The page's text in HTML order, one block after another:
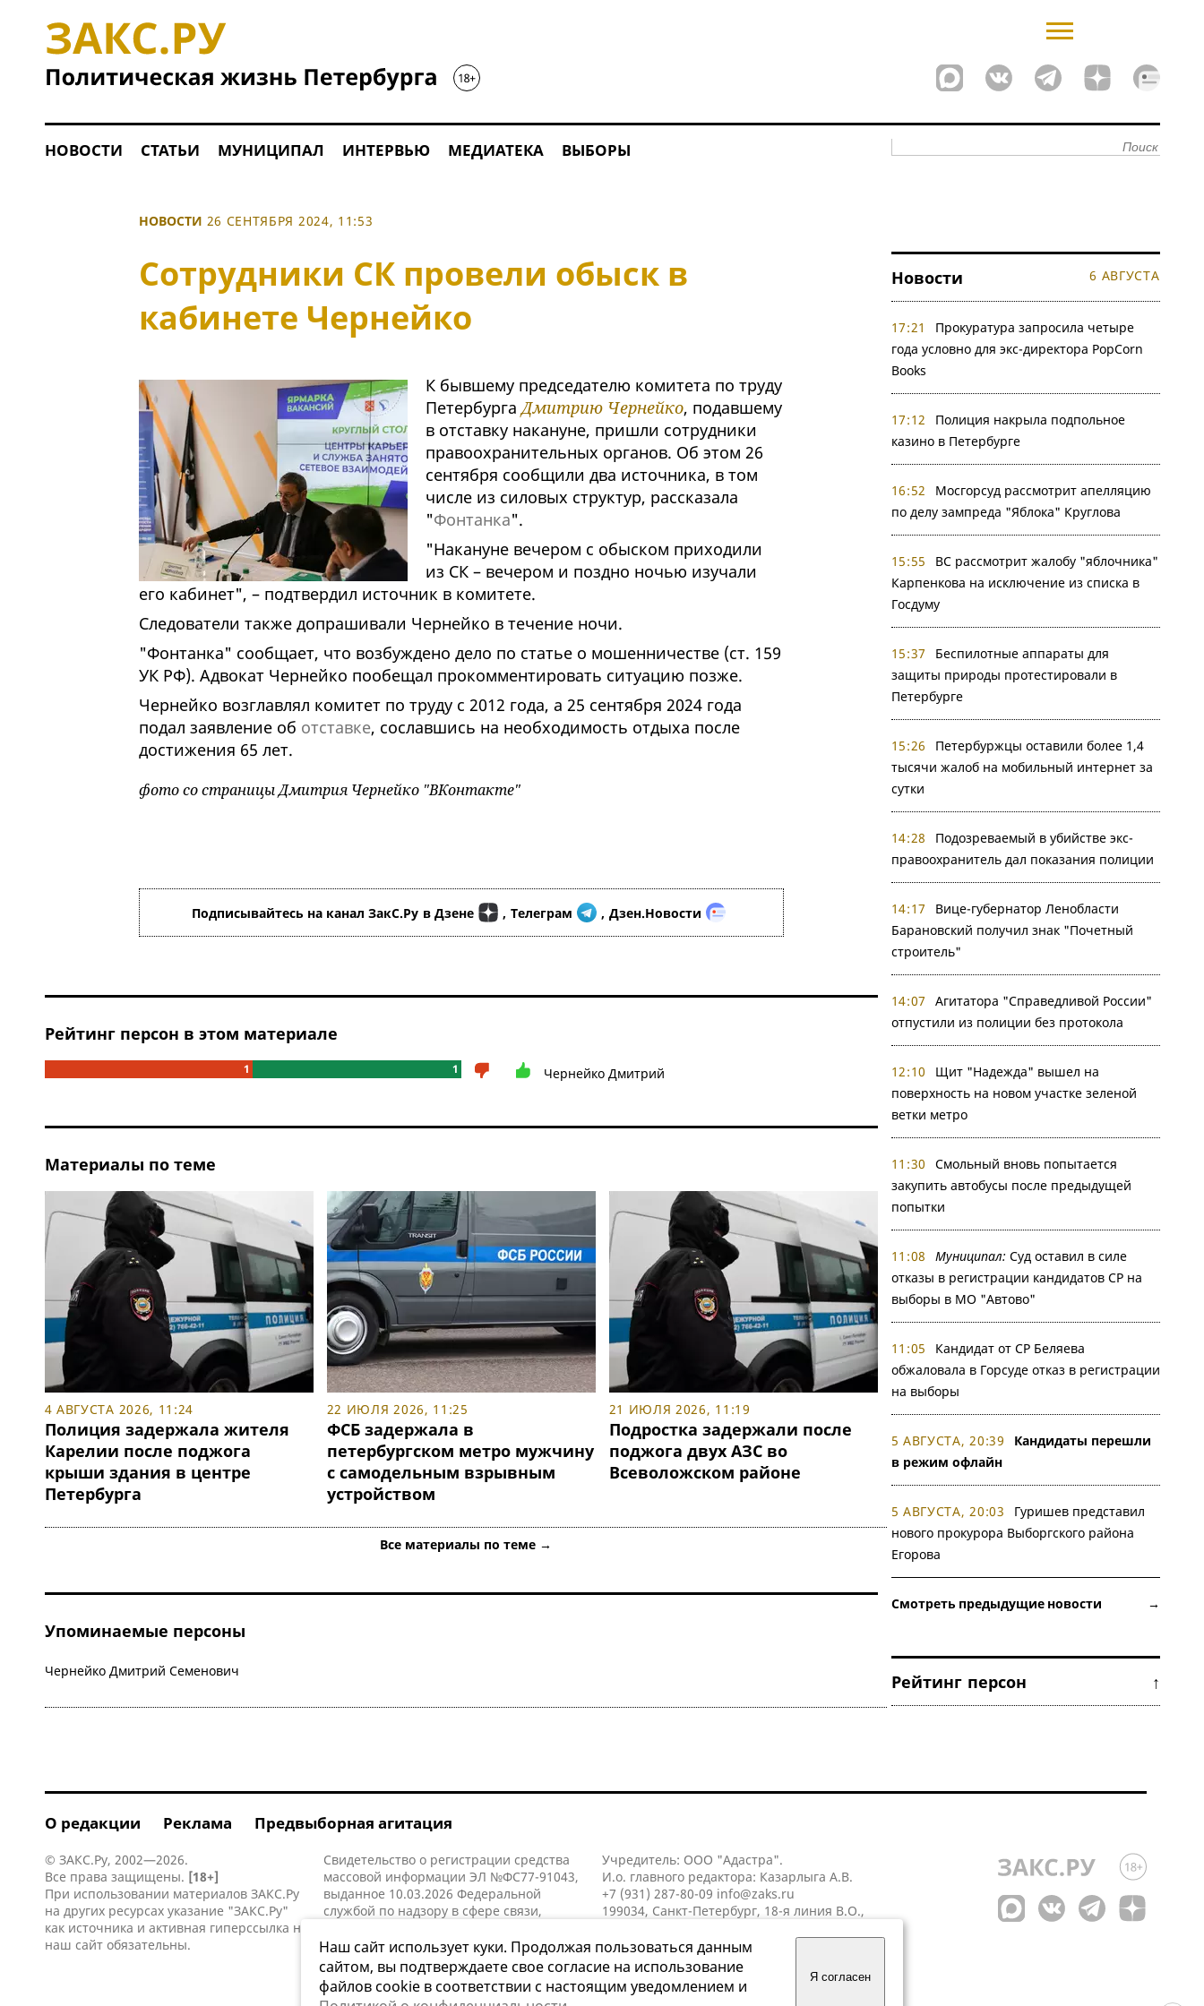
НОВОСТИ СТАТЬИ МУНИЦИПАЛ ИНТЕРВЬЮ МЕДИАТЕКА ВЫБОРЫ
НОВОСТИ 26 СЕНТЯБРЯ 2024, 11:53
Сотрудники СК провели обыск в
кабинете Чернейко
К бывшему председателю комитета по труду
ПетербургаДмитрию Чернейко, подавшему
в отставку накануне, пришли сотрудники
правоохранительных органов. Об этом 26
сентября сообщили два источника, в том
числе из силовых структур, рассказала
"Фонтанка".
"Накануне вечером с обыском приходили
из СК – вечером и поздно ночью изучали
его кабинет", – подтвердил источник в комитете.
Следователи также допрашивали Чернейко в течение ночи.
"Фонтанка" сообщает, что возбуждено дело по статье о мошенничестве (ст. 159
УК РФ). Адвокат Чернейко пообещал прокомментировать ситуацию позже.
Чернейко возглавлял комитет по труду с 2012 года, а 25 сентября 2024 года
подал заявление об отставке, сославшись на необходимость отдыха после
достижения 65 лет.
фото со страницы Дмитрия Чернейко "ВКонтакте"
Подписывайтесь на канал ЗакС.Ру в Дзене , Телеграм , Дзен.Новости
Рейтинг персон в этом материале
1 1 Чернейко Дмитрий
Материалы по теме
4 АВГУСТА 2026, 11:24
Полиция задержала жителя
Карелии после поджога
крыши здания в центре
Петербурга
22 ИЮЛЯ 2026, 11:25
ФСБ задержала в
петербургском метро мужчину
с самодельным взрывным
устройством
21 ИЮЛЯ 2026, 11:19
Подростка задержали после
поджога двух АЗС во
Всеволожском районе
Все материалы по теме →
Упоминаемые персоны
Чернейко Дмитрий Семенович
Новости 6 АВГУСТА
17:21
Прокуратура запросила четыре
года условно для экс-директора PopCorn
Books
17:12
Полиция накрыла подпольное
казино в Петербурге
16:52
Мосгорсуд рассмотрит апелляцию
по делу зампреда "Яблока" Круглова
15:55
ВС рассмотрит жалобу "яблочника"
Карпенкова на исключение из списка в
Госдуму
15:37
Беспилотные аппараты для
защиты природы протестировали в
Петербурге
15:26
Петербуржцы оставили более 1,4
тысячи жалоб на мобильный интернет за
сутки
14:28
Подозреваемый в убийстве экс-
правоохранитель дал показания полиции
14:17
Вице-губернатор Ленобласти
Барановский получил знак "Почетный
строитель"
14:07
Агитатора "Справедливой России"
отпустили из полиции без протокола
12:10
Щит "Надежда" вышел на
поверхность на новом участке зеленой
ветки метро
11:30
Смольный вновь попытается
закупить автобусы после предыдущей
попытки
11:08 Муниципал: Суд оставил в силе
отказы в регистрации кандидатов СР на
выборы в МО "Автово"
11:05
Кандидат от СР Беляева
обжаловала в Горсуде отказ в регистрации
на выборы
5 АВГУСТА, 20:39
Кандидаты перешли
в режим офлайн
5 АВГУСТА, 20:03
Гуришев представил
нового прокурора Выборгского района
Егорова
Смотреть предыдущие новости →
Рейтинг персон ↑
О редакции Реклама Предвыборная агитация
© ЗАКС.Ру, 2002—2026.
Все права защищены. [18+]
При использовании материалов ЗАКС.Ру
на других ресурсах указание "ЗАКС.Ру"
как источника и активная гиперссылка на
наш сайт обязательны.
Свидетельство о регистрации средства
массовой информации ЭЛ №ФС77-91043,
выданное 10.03.2026 Федеральной
службой по надзору в сфере связи,
коммуникаций (Роскомнадзор).
Учредитель: ООО "Адастра".
И.о. главного редактора: Казарлыга А.В.
+7 (931) 287-80-09 info@zaks.ru
199034, Санкт-Петербург, 18-я линия В.О.,
Наш сайт использует куки. Продолжая пользоваться данным
сайтом, вы подтверждаете свое согласие на использование
файлов cookie в соответствии с настоящим уведомлением и
Я согласен